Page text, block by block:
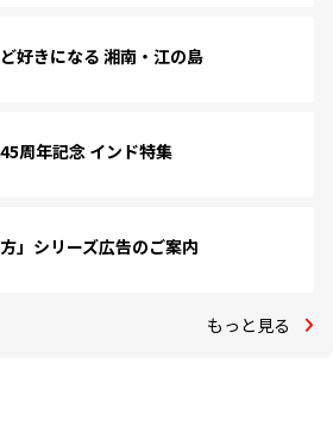
好きになる 湘南・江の島
周年記念 インド特集
方」シリーズ広告のご案内
もっと見る